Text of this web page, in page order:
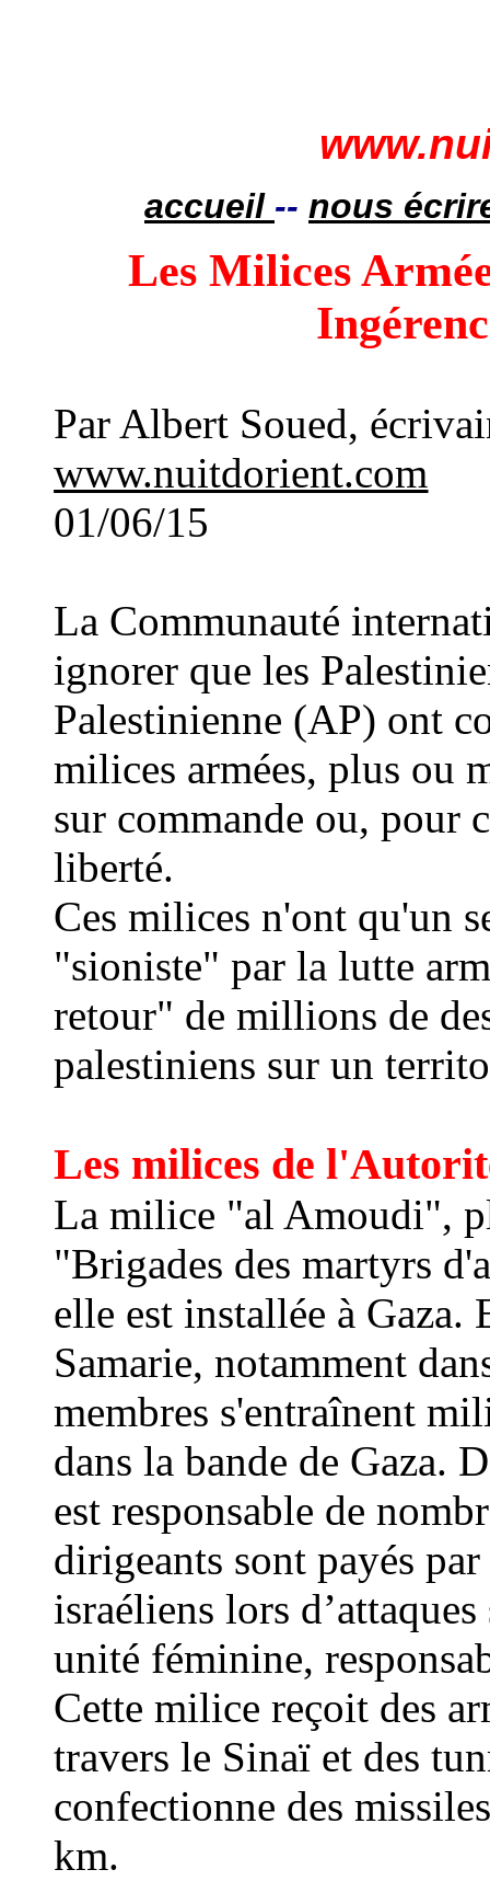
accueil -- nous
Les Milices
Par Albert Soued,
www.nuitdorient.com
01/06/15
La Communauté
ignorer que les
Palestinienne (AP) ont
milices armées, plus ou
sur commande ou, pour
liberté.
Ces milices n'ont qu'un
"sioniste" par la lutte
retour" de millions de
palestiniens sur un
Les milices de
La milice "al Amoudi",
"Brigades des martyrs
elle est installée à Gaza.
Samarie, notamment
membres s'entraînent
dans la bande de Gaza.
est responsable de
dirigeants sont payés
israéliens lors
unité féminine,
Cette milice reçoit des
travers le Sinaï et des
confectionne des
km.